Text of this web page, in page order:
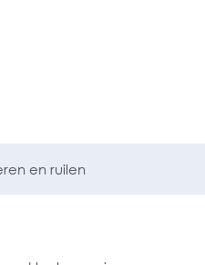
en ruilen